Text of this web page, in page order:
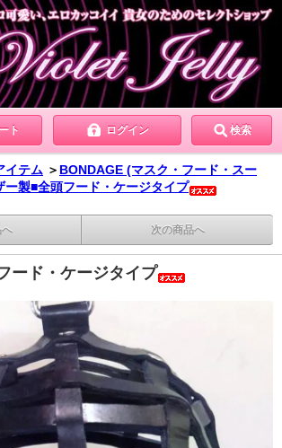
ト ログイン 検索
イテム ＞ BONDAGE (マスク・フード・スー
ー製■全頭フード・ケージタイプ
次の商品へ
ード・ケージタイプ